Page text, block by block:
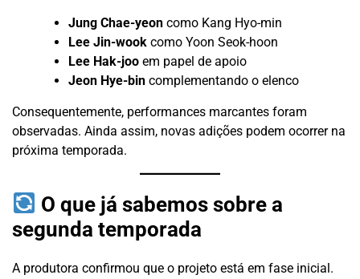
Jung Chae-yeon como Kang Hyo-min
Lee Jin-wook como Yoon Seok-hoon
Lee Hak-joo em papel de apoio
Jeon Hye-bin complementando o elenco
Consequentemente, performances marcantes foram
observadas. Ainda assim, novas adições podem ocorrer na
próxima temporada.
O que já sabemos sobre a
segunda temporada
A produtora confirmou que o projeto está em fase inicial.